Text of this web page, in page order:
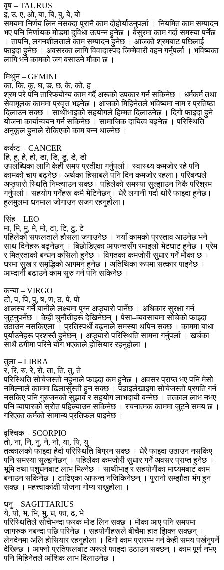
वृष – TAURUS
इ, उ, ए, ओ, बा, बि, बु, बे, बो
समयमा निर्णय लिन नसक्दा पुरानै काम दोहोर्याउनुपर्ला । नियमित काम सम्पादन
भए पनि निर्णायक मोडमा दुविधा उत्पन्न हुनेछ । बेसुरमा काम गर्दा समस्या पर्नेछ
। तापनि, लगनशीलताले काम सम्पादन हुनेछ । आजको श्रमबाट पछिलाई
फाइदा हुनेछ । अवसरका लागि विवादास्पद जिम्मेवारी वहन गर्नुपर्ला । भविष्यका
लागि भने कामको जग बसाउने मौका छ ।
मिथुन – GEMINI
का, कि, कु, घ, ङ, छ, के, को, ह
श्रम परे पनि तारिफयोग्य काम गर्दै अरूको उपकार गर्न सकिनेछ । धर्मकर्म तथा
सेवामूलक काममा प्रवृत्त भइनेछ । आजको मिहिनेतले भविष्यमा नाम र प्रतिष्ठा
दिलाउन सक्छ । साथीभाइको सहयोगले हिम्मत दिलाउनेछ । दिगो फाइदा हुने
योजना कार्यान्वयन गर्न सकिनेछ । सामाजिक दायित्व बढ्नेछ । परिस्थिति
अनुकूल हुनाले रोकिएको काम बन्न थाल्नेछ ।
कर्कट – CANCER
हि, हु, हे, हो, डा, डि, डु, डे, डो
उपलब्धिका लागि केही समय प्रतीक्षा गर्नुपर्ला। स्वास्थ्य कमजाेर रहे पनि
कामको चाप बढ्नेछ। अर्थका हिसाबले पनि दिन कमजोर रहला। परिबन्धले
अप्ठ्यारो स्थिति निम्त्याउन सक्छ। पहिलेकाे समस्या सुल्झाउन निकै परिश्रम
गर्नुपर्ला। सहयोग गर्नेहरू कमै भेटिनेछन्। धेरै लगानी गर्दा थोरै फाइदा हुनेछ।
हुलमुलमा धनमाल जोगाउन सजग रहनुहोला।
सिंह – LEO
मा, मि, मु, मे, मो, टा, टि, टु, टे
पहिलेको सफलताले हौसला जगाउनेछ । नयाँ कामको प्रस्ताव आउनेछ भने
साथ दिनेहरू बढ्नेछन् । बिछोडिएका आफन्तसँग रमाइलो भेटघाट हुनेछ । प्रेम
र मित्रताको बन्धन कसिलो हुनेछ । विगतका कमजोरी सुधार गर्ने मौका छ ।
घरमा सुख र समृद्धिको आगमन हुनेछ । अतिथिका रूपमा सत्कार पाइनेछ ।
आम्दानी बढाउने काम सुरु गर्न पनि सकिनेछ ।
कन्या – VIRGO
टो, प, पि, पु, ष, ण, ठ, पे, पो
आलस्य गर्ने बानीले लक्ष्यमा पुग्न अप्ठ्यारो पार्नेछ । अधिकार सुरक्षा गर्न
जुट्नुपर्नेछ । केही चुनौतीहरू देखिनेछन् । पेसा–व्यवसायमा सोचेको फाइदा
उठाउन नसकिएला । प्रतिस्पर्धी बढ्नाले समस्या थपिन सक्छ । काममा बाधा
पुर्याउनेहरू प्रशस्तै हुनेछन् । अप्ठ्यारो परिस्थिति सामना गर्नुपर्ला । खर्चका
साथै ठगीमा परिने योग भएकाले होसियार रहनुहोला ।
तुला – LIBRA
र, रि, रु, रे, रो, ता, ति, तु, ते
परिस्थिति सोचेजस्तो नहुनाले फाइदा कम हुनेछ । अवसर प्राप्त भए पनि मेसो
नमिल्नाले काममा ढिलासुस्ती हुन सक्छ । पढाइलेखाइमा सोचेजस्तो प्रगति गर्न
नसकिए पनि गुरुजनको सुझाव र सहयोग लाभदायी बन्नेछ । तत्काल लाभ नभए
पनि व्यापारको स्रोत पहिल्याउन सकिनेछ । रचनात्मक काममा जुट्ने समय छ ।
गरिएका कर्मको सामान्य प्रतिफल पाइनेछ ।
वृश्चिक – SCORPIO
तो, ना, नि, नु, ने, नो, या, यि, यु
तत्कालको फाइदा हेर्दा परिस्थिति बिग्रन सक्छ । धेरै फाइदा उठाउन नसकिए
पनि समस्या सुल्झनेछन् । पहिलेका कमजोरी सुधार गर्ने अवसर प्राप्त हुनेछ ।
भूमि तथा पशुधनबाट लाभ मिल्नेछ । साथीभाइ र सहयाेगीका माध्यमबाट काम
बनाउन सकिनेछ । टाढिएका आफन्त नजिकिनेछन् । पुरानो सम्झौता भंग हुन
सक्छ । महत्त्वाकांक्षी योजना गोप्य राख्नुहोला ।
धनु – SAGITTARIUS
ये, यो, भ, भि, भु, ध, फा, ढ, भे
परिस्थितिले सोचेभन्दा फरक मोड लिन सक्छ । मौका आए पनि समयमा
जागरुक नबन्दा पछि परिनेछ । सहयोगीहरूले बीचैमा हात झिक्न सक्छन् ।
लेनदेनमा अलि होसियार रहनुहोला । दिगो काम प्रारम्भ गर्न केही समय पर्खनुपर्ने
देखिन्छ । आफ्नो प्रतिफलबाट अरूले फाइदा उठाउन सक्छन् । काम पूर्ण नभए
पनि मिहिनेतले आंशिक लाभ दिलाउनेछ ।